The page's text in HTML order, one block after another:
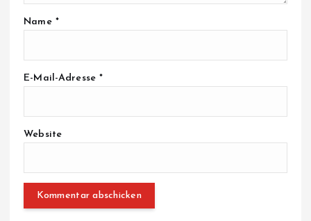
Name *
E-Mail-Adresse*
Website